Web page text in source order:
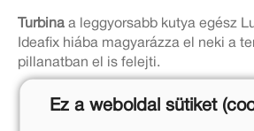
Turbina a leggyorsabb kutya egész
Ideafix hiába magyarázza el neki a
pillanatban el is felejti.
Ez a weboldal sütiket